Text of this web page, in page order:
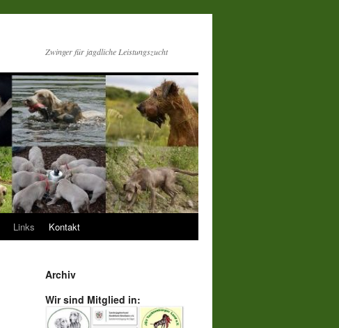
Zwinger für jagdliche Leistungszucht
Links Kontakt
Archiv
Wir sind Mitglied in: